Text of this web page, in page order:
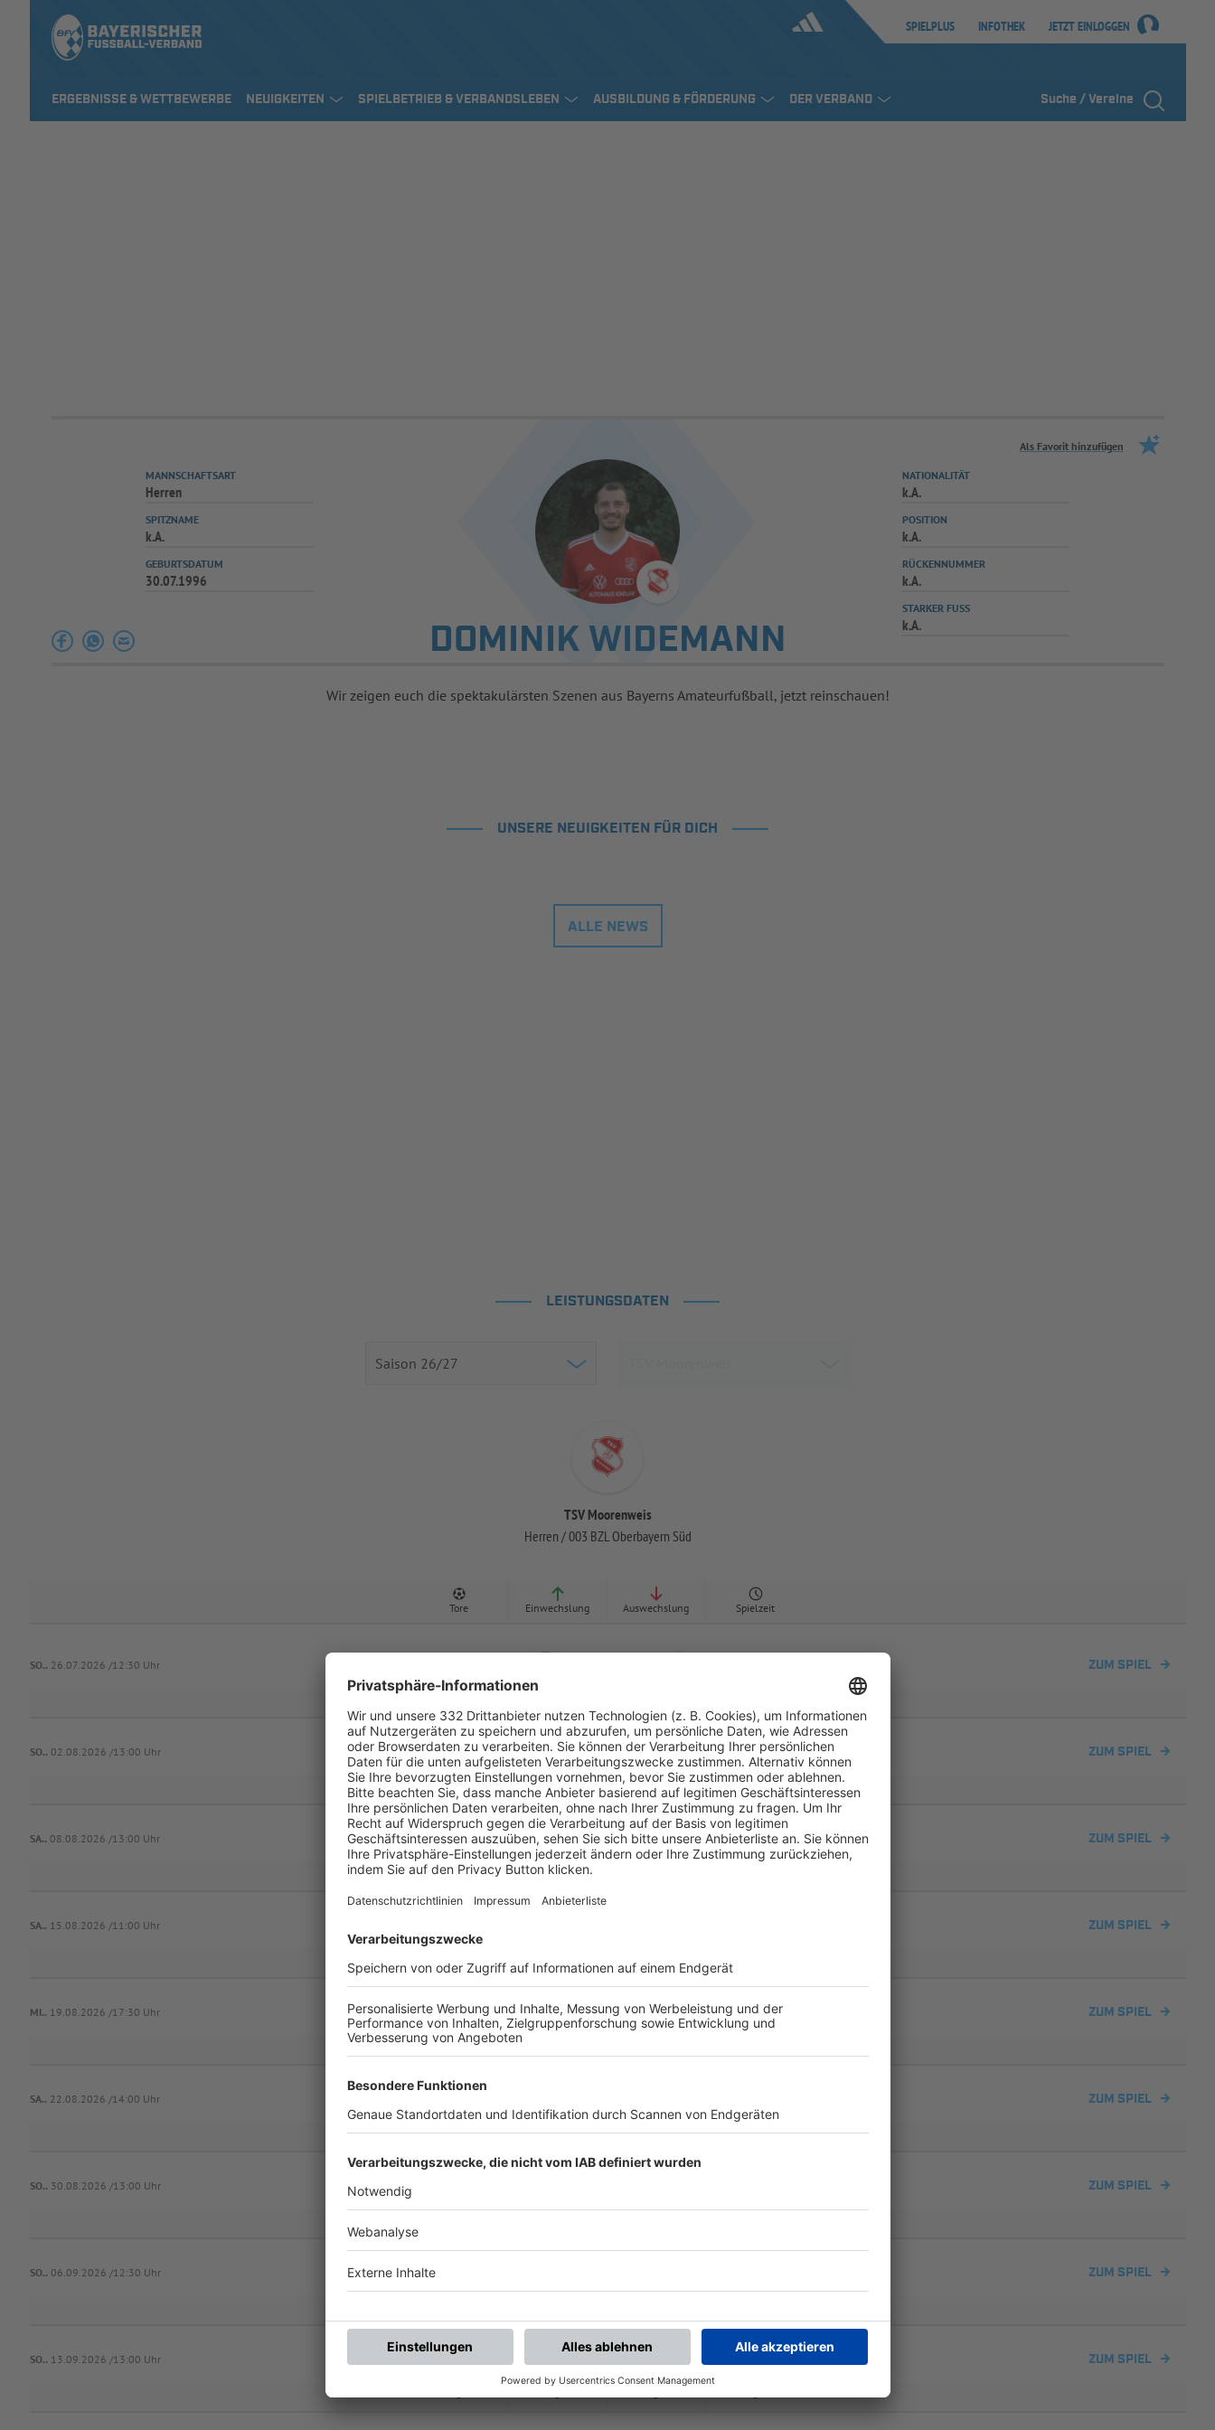
SPIELPLUS INFOTHEK JETZT EINLOGGEN
ERGEBNISSE & WETTBEWERBE NEUIGKEITEN SPIELBETRIEB & VERBANDSLEBEN AUSBILDUNG & FÖRDERUNG DER VERBAND Suche / Vereine
Als Favorit hinzufügen
DOMINIK WIDEMANN
MANNSCHAFTSART
Herren
SPITZNAME
k.A.
GEBURTSDATUM
30.07.1996
NATIONALITÄT
k.A.
POSITION
k.A.
RÜCKENNUMMER
k.A.
STARKER FUSS
k.A.
Wir zeigen euch die spektakulärsten Szenen aus Bayerns Amateurfußball, jetzt reinschauen!
UNSERE NEUIGKEITEN FÜR DICH
ALLE NEWS
LEISTUNGSDATEN
TSV Moorenweis
Herren / 003 BZL Oberbayern Süd
Tore Einwechslung Auswechslung Spielzeit
SO.. 26.07.2026 /12:30 Uhr ZUM SPIEL
SO.. 02.08.2026 /13:00 Uhr TSV Moorenweis :
( :  )
FC Deisenhofen U23 2 ZUM SPIEL
0 0 90
SA.. 08.08.2026 /13:00 Uhr 1.FC Garmisch-Partenkirchen -:- TSV Moorenweis ZUM SPIEL
- -
SA.. 15.08.2026 /11:00 Uhr ZUM SPIEL
- - -
MI.. 19.08.2026 /17:30 Uhr TSV Moorenweis -:- TSV Gilching/ ZUM SPIEL
SA.. 22.08.2026 /14:00 Uhr - - ZUM SPIEL
- - - -
SO.. 30.08.2026 /13:00 Uhr ZUM SPIEL
SO.. 06.09.2026 /12:30 Uhr SVN München ZUM SPIEL
SO.. 13.09.2026 /13:00 Uhr TSV Moorenweis -:- SV München West ZUM SPIEL
- - - -